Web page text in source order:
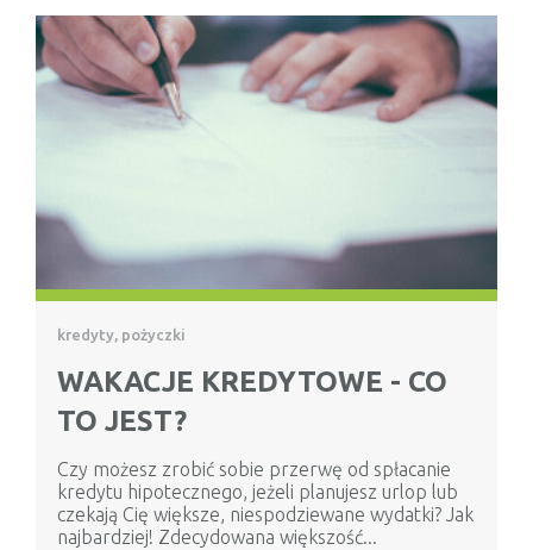
kredyty, pożyczki
WAKACJE KREDYTOWE - CO
TO JEST?
Czy możesz zrobić sobie przerwę od spłacanie
kredytu hipotecznego, jeżeli planujesz urlop lub
czekają Cię większe, niespodziewane wydatki? Jak
najbardziej! Zdecydowana większość...